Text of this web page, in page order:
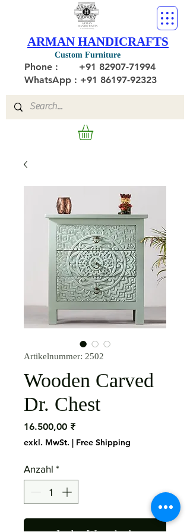
Custom Furniture
ARMAN HANDICRAFTS
Phone : +91 82907-71994
WhatsApp : +91 86197-92323
Artikelnummer: 2502
Wooden Carved
Dr. Chest
16.500,00 ₹Preis
exkl. MwSt. | Free Shipping
Anzahl *